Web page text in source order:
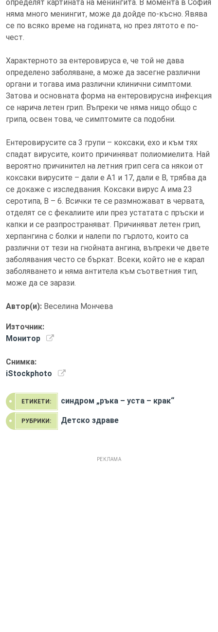
определят картината на менингита. В момента в София
няма много менингит, може да дойде по-късно. Явява
се по всяко време на годината, но през лятото е по-
чест.
Характерното за ентеровируса е, че той не дава
определено заболяване, а може да засегне различни
органи и тогава има различни клинични симптоми.
Затова и основната форма на ентеровирусна инфекция
се нарича летен грип. Въпреки че няма нищо общо с
грипа, освен това, че симптомите са подобни.
Ентеровирусите са 3 групи – коксаки, ехо и към тях
спадат вирусите, които причиняват полиомиелита. Най
вероятно причинител на летния грип сега са някои от
коксаки вирусите – дали е А1 и 17, дали е В, трябва да
се докаже с изследвания. Коксаки вирус А има 23
серотипа, В – 6. Всички те се размножават в червата,
отделят се с фекалиите или през устатата с пръски и
капки и се разпространяват. Причиняват летен грип,
херпангина с болки и налепи по гърлото, които са
различни от тези на гнойната ангина, въпреки че двете
заболявания често се бъркат. Всеки, който не е карал
заболяването и няма антитела към съответния тип,
може да се зарази.
Автор(и): Веселина Мончева
Източник:
Монитор
Снимка:
iStockphoto
ЕТИКЕТИ: синдром „ръка – уста – крак“
РУБРИКИ: Детско здраве
РЕКЛАМА